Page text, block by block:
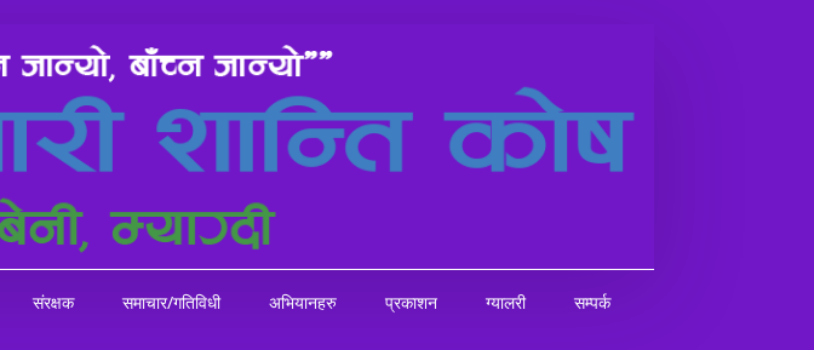
संरक्षक समाचार/गतिविधी अभियानहरु प्रकाशन ग्यालरी सम्पर्क